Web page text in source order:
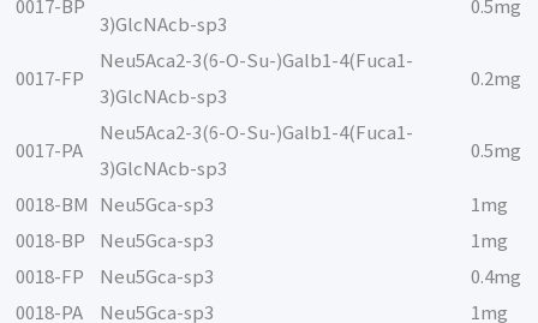
0017-BP
3)GlcNAcb-sp3
0.5mg
0017-FP
Neu5Aca2-3(6-O-Su-)Galb1-4(Fuca1-
3)GlcNAcb-sp3
0.2mg
0017-PA
Neu5Aca2-3(6-O-Su-)Galb1-4(Fuca1-
3)GlcNAcb-sp3
0.5mg
0018-BM Neu5Gca-sp3
1mg
0018-BP
Neu5Gca-sp3
1mg
0018-FP
Neu5Gca-sp3
0.4mg
0018-PA
Neu5Gca-sp3
1mg